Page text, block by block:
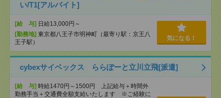
い/T1[アルバイト]
[給 与] 日給13,000円～
[勤務地] 東京都八王子市明神町（最寄り駅：京王八
王子駅）
気になる！
cybexサイベックス ららぽーと立川立飛[派遣]
[給 与] 時給1470円～1500円 上記給与＋時間外
勤務手当＋交通費全額支給いたします ※ご経験に